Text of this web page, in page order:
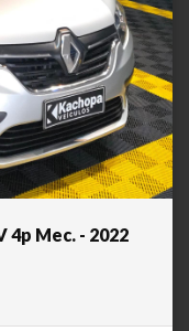
4p Mec. - 2022